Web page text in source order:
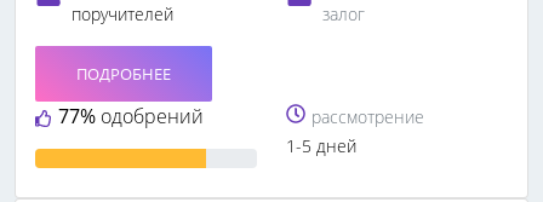
поручителей
залог
77% одобрений
ПОДРОБНЕЕ
рассмотрение
1-5 дней